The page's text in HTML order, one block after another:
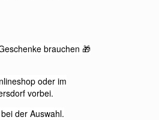
brauchen 🎁
oder im
vorbei.
der Auswahl.